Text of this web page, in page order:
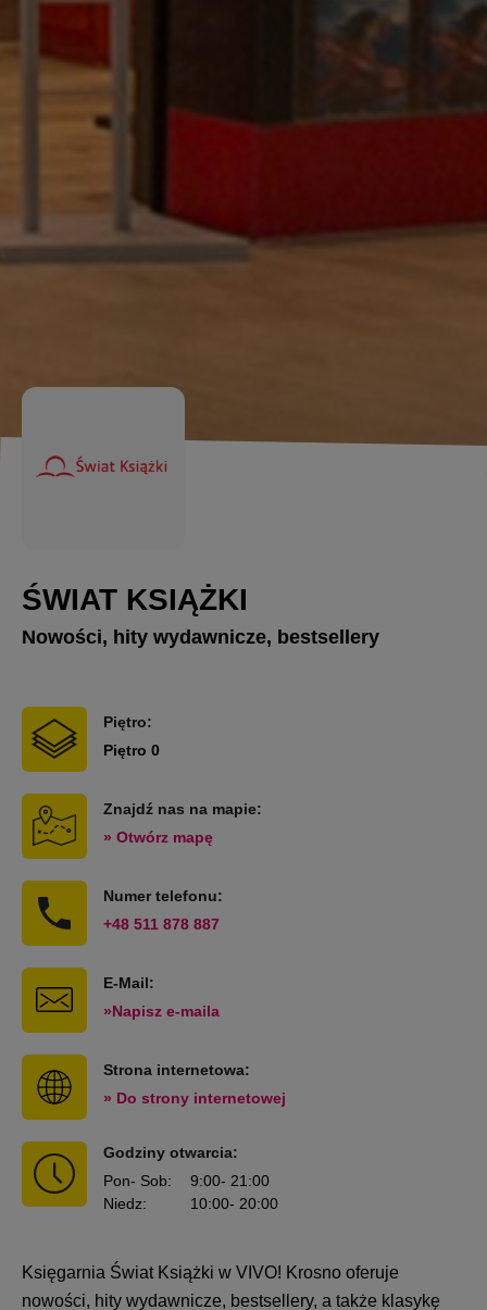
ŚWIAT KSIĄŻKI
Nowości, hity wydawnicze, bestsellery
Piętro:
Piętro 0
Znajdź nas na mapie:
» Otwórz mapę
Numer telefonu:
+48 511 878 887
E-Mail:
»Napisz e-maila
Strona internetowa:
» Do strony internetowej
Godziny otwarcia:
Pon- Sob: 9:00- 21:00
Niedz: 10:00- 20:00
Księgarnia Świat Książki w VIVO! Krosno oferuje
nowości, hity wydawnicze, bestsellery, a także klasykę